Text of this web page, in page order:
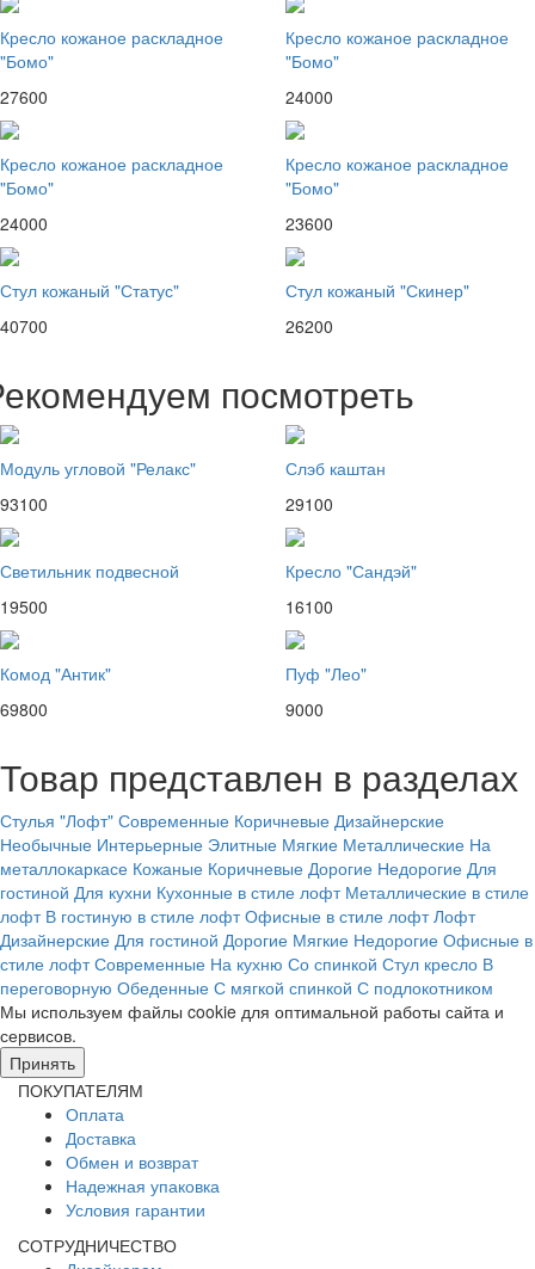
Кресло кожаное раскладное
"Бомо"
27600
Кресло кожаное раскладное
"Бомо"
24000
Кресло кожаное раскладное
"Бомо"
24000
Кресло кожаное раскладное
"Бомо"
23600
Стул кожаный "Статус"
40700
Стул кожаный "Скинер"
26200
посмотреть
Модуль угловой "Релакс"
93100
Слэб каштан
29100
Светильник подвесной
19500
Кресло "Сандэй"
16100
Комод "Антик"
69800
Пуф "Лео"
9000
Товар представлен в разделах
Стулья "Лофт" Современные Коричневые Дизайнерские
Необычные Интерьерные Элитные Мягкие Металлические На
металлокаркасе Кожаные Коричневые Дорогие Недорогие Для
гостиной Для кухни Кухонные в стиле лофт Металлические в стиле
лофт В гостиную в стиле лофт Офисные в стиле лофт Лофт
Дизайнерские Для гостиной Дорогие Мягкие Недорогие Офисные в
стиле лофт Современные На кухню Со спинкой Стул кресло В
переговорную Обеденные С мягкой спинкой С подлокотником
Мы используем файлы cookie для оптимальной работы сайта и
сервисов.
Принять
ПОКУПАТЕЛЯМ
Оплата
Доставка
Обмен и возврат
Надежная упаковка
Условия гарантии
СОТРУДНИЧЕСТВО